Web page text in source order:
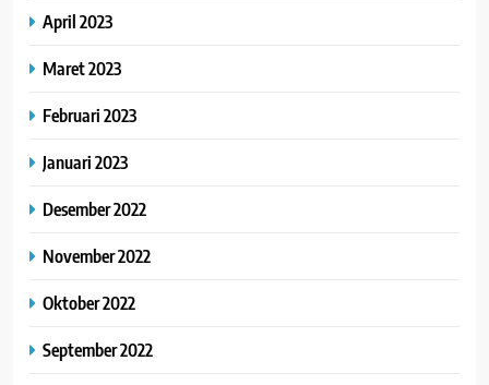
April 2023
Maret 2023
Februari 2023
Januari 2023
Desember 2022
November 2022
Oktober 2022
September 2022